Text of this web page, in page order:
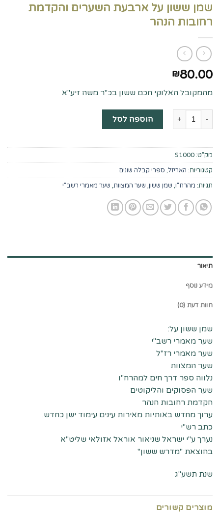
שמן ששון על ארבעת השערים והקדמת
רחובות הנהר
₪80.00
מהמקובל האלוקי חכם ששון בכ"ר משה זיע"א
כמות של שמן ששון על ארבעת השערים והקדמת רחובות הנהר
הוספה לסל
מק"ט: S1000
קטגוריות: האריזל, ספרי קבלה שונים
תגיות: מהרח"ו, שמן ששון, שער המצוות, שער מאמרי רשב"י
תיאור
מידע נוסף
חוות דעת (0)
שמן ששון על:
שער מאמרי רשב"י
שער מאמרי רז"ל
שער המצוות
נלווה ספר דרך חים למהרח"ו
שער הפסוקים והליקוטים
הקדמת רחובות הנהר
ערוך מחדש באותיות מאירות עינים עימוד ישן כחדש.
כתב רש"י
נערך ע"י ישראל שניאור אוראל אזולאי שליט"א
בהוצאת "מדרש ששון"
שנת תשע"ג
מוצרים קשורים